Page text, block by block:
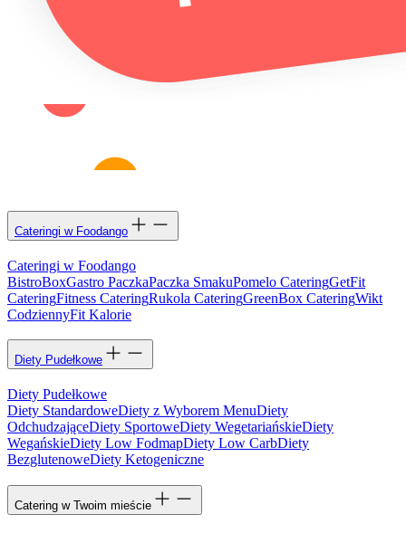
Cateringi w Foodango
Cateringi w Foodango
BistroBoxGastro PaczkaPaczka SmakuPomelo CateringGetFit
CateringFitness CateringRukola CateringGreenBox CateringWikt
CodziennyFit Kalorie
Diety Pudełkowe
Diety Pudełkowe
Diety StandardoweDiety z Wyborem MenuDiety
OdchudzająceDiety SportoweDiety WegetariańskieDiety
WegańskieDiety Low FodmapDiety Low CarbDiety
BezglutenoweDiety Ketogeniczne
Catering w Twoim mieście